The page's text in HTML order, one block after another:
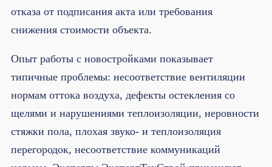
отказа от подписания акта или требования
снижения стоимости объекта.
Опыт работы с новостройками показывает
типичные проблемы: несоответствие вентиляции
нормам оттока воздуха, дефекты остекления со
щелями и нарушениями теплоизоляции, неровности
стяжки пола, плохая звуко- и теплоизоляция
перегородок, несоответствие коммуникаций